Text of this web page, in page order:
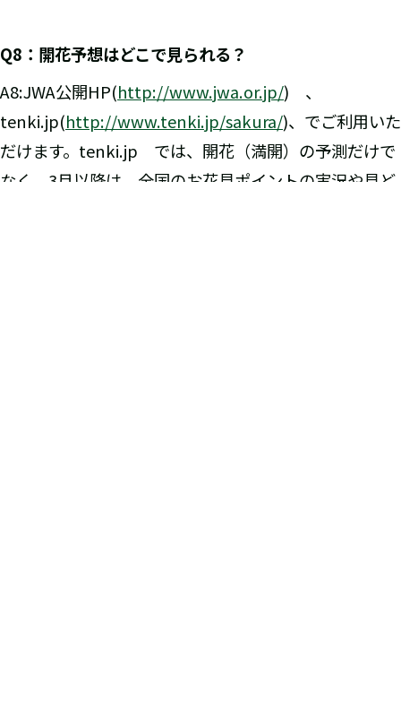
Q8 ：開花予想はどこで見られる？
A8:JWA公開HP(http://www.jwa.or.jp/) 、
tenki.jp(http://www.tenki.jp/sakura/)、でご利用いた
だけます。tenki.jp では、開花（満開）の予測だけで
なく、3月以降は、全国のお花見ポイントの実況や見ど